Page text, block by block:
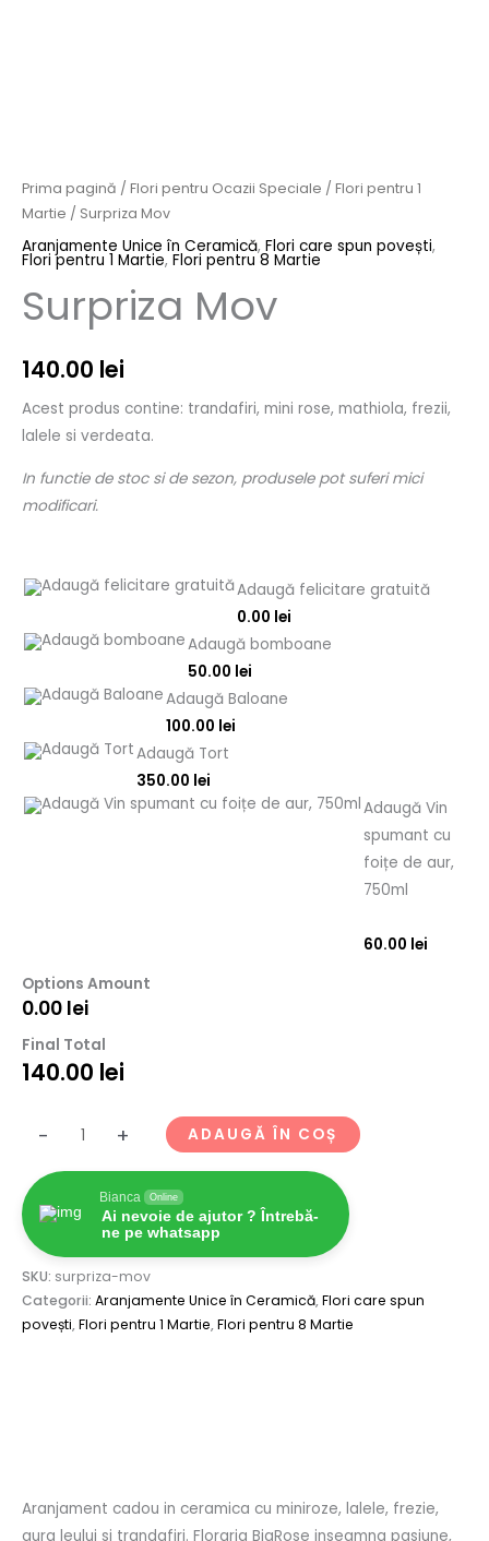
Prima pagină / Flori pentru Ocazii Speciale / Flori pentru 1
Martie / Surpriza Mov
Aranjamente Unice în Ceramică, Flori care spun povești,
Flori pentru 1 Martie, Flori pentru 8 Martie
Surpriza Mov
140.00 lei
Acest produs contine: trandafiri, mini rose, mathiola, frezii,
lalele si verdeata.
In functie de stoc si de sezon, produsele pot suferi mici
modificari.
Adaugă felicitare gratuită
0.00 lei
Adaugă bomboane
50.00 lei
Adaugă Baloane
100.00 lei
Adaugă Tort
350.00 lei
Adaugă Vin
spumant cu
foițe de aur,
750ml
60.00 lei
Options Amount
0.00 lei
Final Total
140.00 lei
- + ADAUGĂ ÎN COȘ
Bianca Online
Ai nevoie de ajutor ? Întrebă-
ne pe whatsapp
SKU: surpriza-mov
Categorii: Aranjamente Unice în Ceramică,Flori care spun
povești,Flori pentru 1 Martie,Flori pentru 8 Martie
Aranjament cadou in ceramica cu miniroze, lalele, frezie,
gura leului si trandafiri. Floraria BiaRose inseamna pasiune,